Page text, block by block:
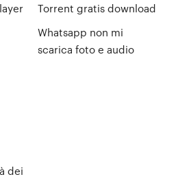
Torrent gratis download
Whatsapp non mi
scarica foto e audio
dei